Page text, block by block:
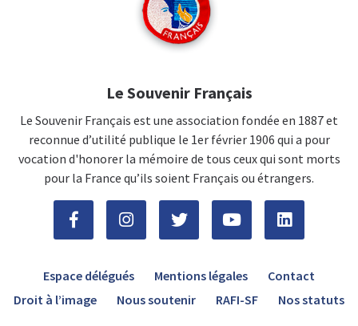
Le Souvenir Français
Le Souvenir Français est une association fondée en 1887 et
reconnue d’utilité publique le 1er février 1906 qui a pour
vocation d'honorer la mémoire de tous ceux qui sont morts
pour la France qu’ils soient Français ou étrangers.
Espace délégués Mentions légales
Contact
Droit à l’image
Nous soutenir RAFI-SF Nos statuts